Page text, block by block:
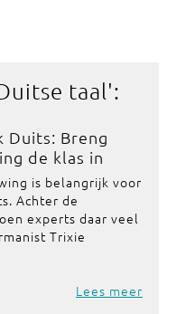
taal':
Duits: Breng
de klas in
is belangrijk voor
Achter de
experts daar veel
Trixie
Lees meer